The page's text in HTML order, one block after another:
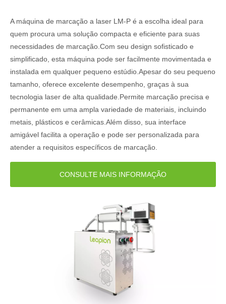
Máquina de marcação a laser de fibra tipo split LM-S
A máquina de marcação a laser LM-P é a escolha ideal para
quem procura uma solução compacta e eficiente para suas
necessidades de marcação.Com seu design sofisticado e
simplificado, esta máquina pode ser facilmente movimentada e
instalada em qualquer pequeno estúdio.Apesar do seu pequeno
tamanho, oferece excelente desempenho, graças à sua
tecnologia laser de alta qualidade.Permite marcação precisa e
permanente em uma ampla variedade de materiais, incluindo
metais, plásticos e cerâmicas.Além disso, sua interface
amigável facilita a operação e pode ser personalizada para
atender a requisitos específicos de marcação.
CONSULTE MAIS INFORMAÇÃO